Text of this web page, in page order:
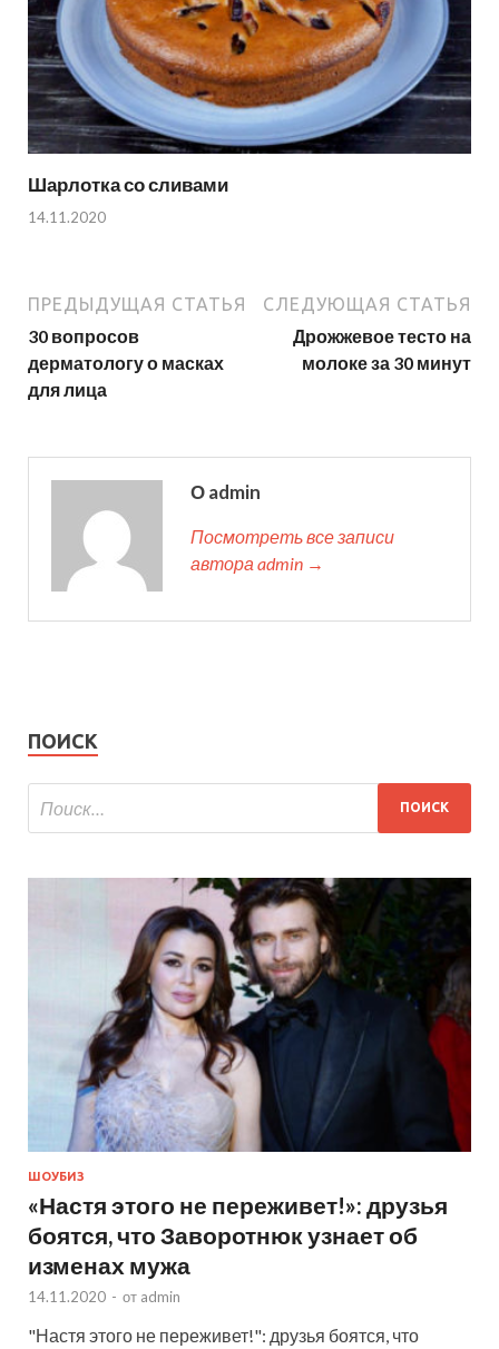
Шарлотка со сливами
14.11.2020
ПРЕДЫДУЩАЯ СТАТЬЯ
30 вопросов
дерматологу о масках
для лица
СЛЕДУЮЩАЯ СТАТЬЯ
Дрожжевое тесто на
молоке за 30 минут
О admin
Посмотреть все записи
автора admin →
ПОИСК
ШОУБИЗ
«Настя этого не переживет!»: друзья
боятся, что Заворотнюк узнает об
изменах мужа
14.11.2020 - от admin
"Настя этого не переживет!": друзья боятся, что